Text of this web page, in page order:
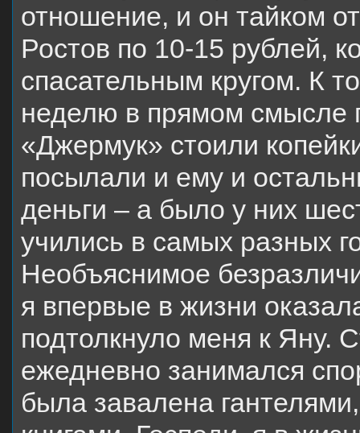
отношение, и он тайком
Ростов по 10-15 рублей,
спасательным кругом. К
неделю в прямом смысле
«Джермук» стоили
посылали и ему и
деньги – а было у них
учились в самых разных
Необъяснимое
я впервые в жизни
подтолкнуло меня к Яну.
ежедневно занимался
была завалена